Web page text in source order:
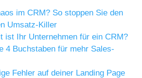
im CRM? So stoppen Sie den
Umsatz-Killer
ist Ihr Unternehmen für ein CRM?
4 Buchstaben für mehr Sales-
Fehler auf deiner Landing Page